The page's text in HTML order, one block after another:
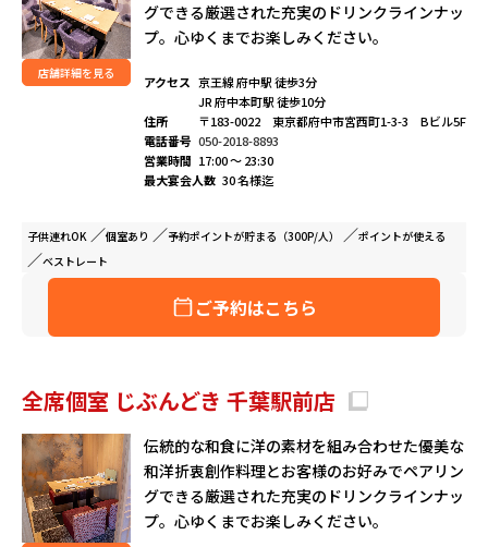
店舗詳細を見る
グできる厳選された充実のドリンクラインナッ
プ。心ゆくまでお楽しみください。
アクセス 京王線 府中駅 徒歩3分
JR 府中本町駅 徒歩10分
住所
〒183-0022 東京都府中市宮西町1-3-3 Bビル5F
電話番号 050-2018-8893
営業時間 17:00 ～ 23:30
最大宴会人数 30 名様迄
子供連れOK 個室あり 予約ポイントが貯まる（300P/人） ポイントが使える
ベストレート
ご予約はこちら
全席個室 じぶんどき 千葉駅前店
伝統的な和食に洋の素材を組み合わせた優美な
和洋折衷創作料理とお客様のお好みでペアリン
グできる厳選された充実のドリンクラインナッ
プ。心ゆくまでお楽しみください。